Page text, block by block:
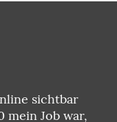
sichtbar
mein Job war,